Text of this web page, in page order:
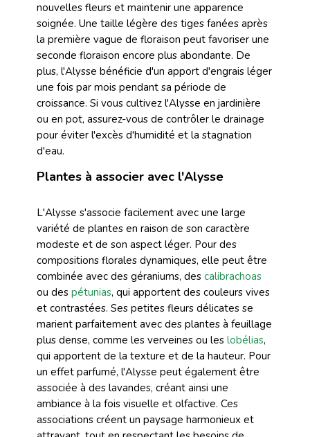
nouvelles fleurs et maintenir une apparence
soignée. Une taille légère des tiges fanées après
la première vague de floraison peut favoriser une
seconde floraison encore plus abondante. De
plus, l'Alysse bénéficie d'un apport d'engrais léger
une fois par mois pendant sa période de
croissance. Si vous cultivez l'Alysse en jardinière
ou en pot, assurez-vous de contrôler le drainage
pour éviter l'excès d'humidité et la stagnation
d'eau.
Plantes à associer avec l'Alysse
L'Alysse s'associe facilement avec une large
variété de plantes en raison de son caractère
modeste et de son aspect léger. Pour des
compositions florales dynamiques, elle peut être
combinée avec des géraniums, des calibrachoas
ou des pétunias, qui apportent des couleurs vives
et contrastées. Ses petites fleurs délicates se
marient parfaitement avec des plantes à feuillage
plus dense, comme les verveines ou les lobélias,
qui apportent de la texture et de la hauteur. Pour
un effet parfumé, l'Alysse peut également être
associée à des lavandes, créant ainsi une
ambiance à la fois visuelle et olfactive. Ces
associations créent un paysage harmonieux et